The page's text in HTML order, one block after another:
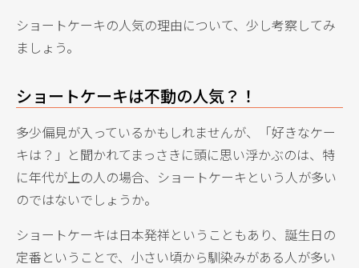
ショートケーキの人気の理由について、少し考察してみ
ましょう。
ショートケーキは不動の人気？！
多少偏見が入っているかもしれませんが、「好きなケー
キは？」と聞かれてまっさきに頭に思い浮かぶのは、特
に年代が上の人の場合、ショートケーキという人が多い
のではないでしょうか。
ショートケーキは日本発祥ということもあり、誕生日の
定番ということで、小さい頃から馴染みがある人が多い